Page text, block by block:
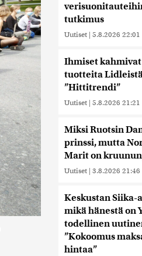
tutkimus
Uutiset | 5.8.2026 22:01
Ihmiset
tuotteita
”Hittitrendi”
Uutiset | 5.8.2026 21:21
Miksi Ruotsin
prinssi, mutta
Marit on
Uutiset | 3.8.2026 21:46
Keskustan Siika-
mikä hänestä on
todellinen
”Kokoomus
hintaa”